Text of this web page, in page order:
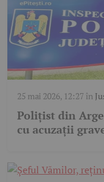
25 mai 2026, 12:27în
Polițist din
cu acuzații